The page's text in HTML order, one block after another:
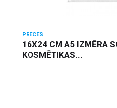
PRECES
16X24 CM A5 IZMĒRA
KOSMĒTIKAS...